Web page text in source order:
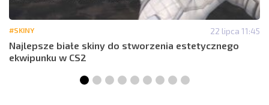
#SKINY 22 lipca 11:45
Najlepsze białe skiny do stworzenia estetycznego
ekwipunku w CS2